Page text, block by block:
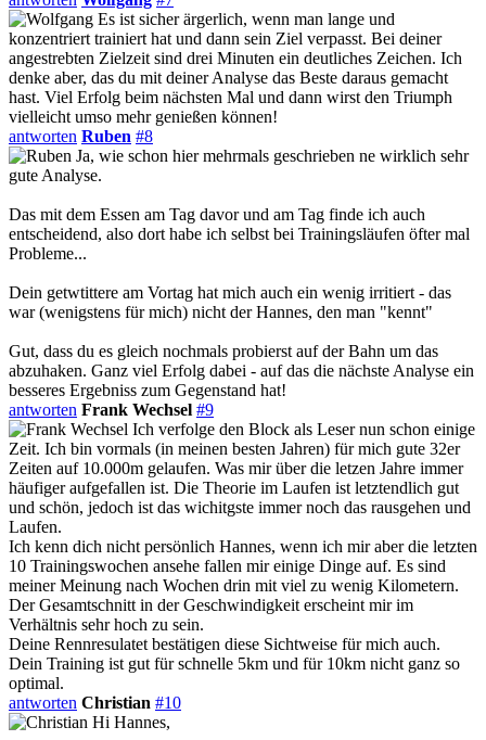
Es ist sicher ärgerlich, wenn man lange und
konzentriert trainiert hat und dann sein Ziel verpasst. Bei deiner
angestrebten Zielzeit sind drei Minuten ein deutliches Zeichen. Ich
denke aber, das du mit deiner Analyse das Beste daraus gemacht
hast. Viel Erfolg beim nächsten Mal und dann wirst den Triumph
vielleicht umso mehr genießen können!
antworten Ruben #8
Ja, wie schon hier mehrmals geschrieben ne wirklich sehr
gute Analyse.
Das mit dem Essen am Tag davor und am Tag finde ich auch
entscheidend, also dort habe ich selbst bei Trainingsläufen öfter mal
Probleme...
Dein getwtittere am Vortag hat mich auch ein wenig irritiert - das
war (wenigstens für mich) nicht der Hannes, den man "kennt"
Gut, dass du es gleich nochmals probierst auf der Bahn um das
abzuhaken. Ganz viel Erfolg dabei - auf das die nächste Analyse ein
besseres Ergebniss zum Gegenstand hat!
antworten Frank Wechsel #9
Ich verfolge den Block als Leser nun schon einige
Zeit. Ich bin vormals (in meinen besten Jahren) für mich gute 32er
Zeiten auf 10.000m gelaufen. Was mir über die letzen Jahre immer
häufiger aufgefallen ist. Die Theorie im Laufen ist letztendlich gut
und schön, jedoch ist das wichitgste immer noch das rausgehen und
Laufen.
Ich kenn dich nicht persönlich Hannes, wenn ich mir aber die letzten
10 Trainingswochen ansehe fallen mir einige Dinge auf. Es sind
meiner Meinung nach Wochen drin mit viel zu wenig Kilometern.
Der Gesamtschnitt in der Geschwindigkeit erscheint mir im
Verhältnis sehr hoch zu sein.
Deine Rennresulatet bestätigen diese Sichtweise für mich auch.
Dein Training ist gut für schnelle 5km und für 10km nicht ganz so
optimal.
antworten Christian #10
Hi Hannes,